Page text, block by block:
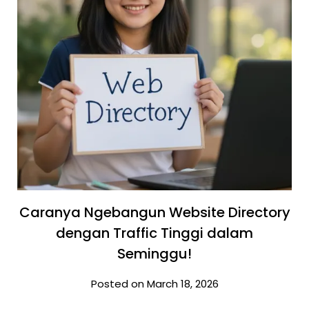
Caranya Ngebangun Website Directory
dengan Traffic Tinggi dalam
Seminggu!
Posted on March 18, 2026